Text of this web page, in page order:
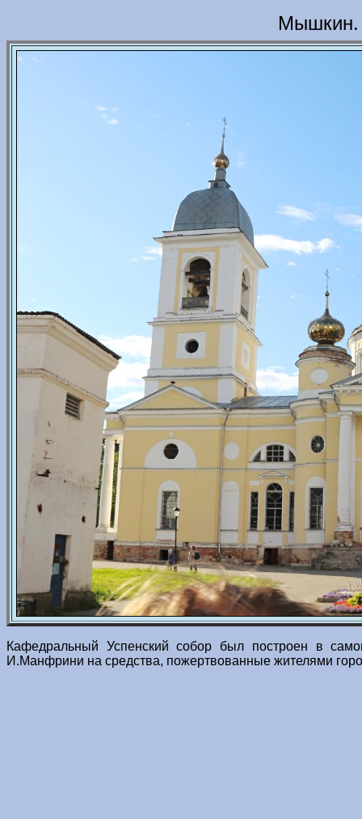
Мышкин.
Кафедральный Успенский собор был построен в
И.Манфрини на средства, пожертвованные жителями